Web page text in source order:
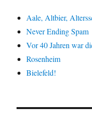
Aale, Altbier,
Never Ending Spam
Vor 40 Jahren war
Rosenheim
Bielefeld!